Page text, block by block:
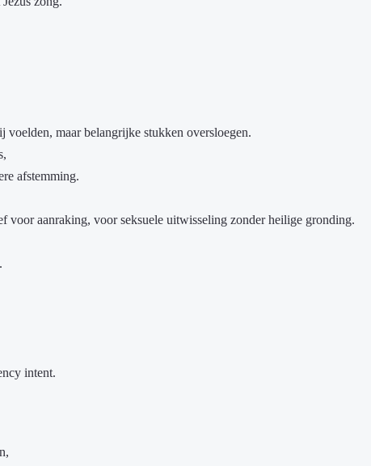
voelden, maar belangrijke stukken oversloegen.
afstemming.
voor aanraking, voor seksuele uitwisseling zonder heilige gronding.
intent.